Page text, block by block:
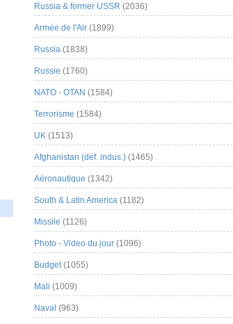
Russia & former USSR (2036)
Armée de l'Air (1899)
Russia (1838)
Russie (1760)
NATO - OTAN (1584)
Terrorisme (1584)
UK (1513)
Afghanistan (def. indus.) (1465)
Aéronautique (1342)
South & Latin America (1182)
Missile (1126)
Photo - Video du jour (1096)
Budget(1055)
Mali (1009)
Naval (963)